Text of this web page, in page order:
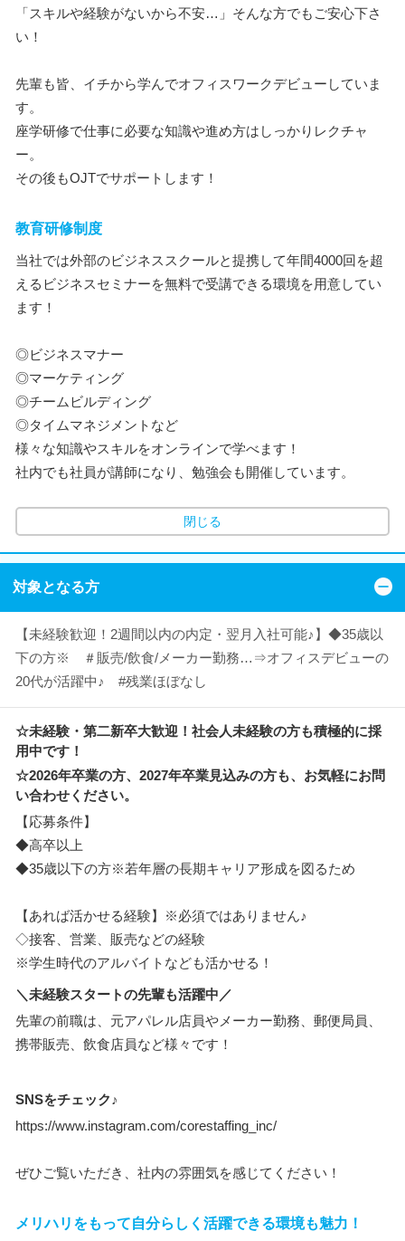
「スキルや経験がないから不安…」そんな方でもご安心下さ
い！
先輩も皆、イチから学んでオフィスワークデビューしていま
す。
座学研修で仕事に必要な知識や進め方はしっかりレクチャ
ー。
その後もOJTでサポートします！
教育研修制度
当社では外部のビジネススクールと提携して年間4000回を超
えるビジネスセミナーを無料で受講できる環境を用意してい
ます！
◎ビジネスマナー
◎マーケティング
◎チームビルディング
◎タイムマネジメントなど
様々な知識やスキルをオンラインで学べます！
社内でも社員が講師になり、勉強会も開催しています。
閉じる
対象となる方
【未経験歓迎！2週間以内の内定・翌月入社可能♪】◆35歳以
下の方※ ＃販売/飲食/メーカー勤務…⇒オフィスデビューの
20代が活躍中♪ #残業ほぼなし
☆未経験・第二新卒大歓迎！社会人未経験の方も積極的に採
用中です！
☆2026年卒業の方、2027年卒業見込みの方も、お気軽にお問
い合わせください。
【応募条件】
◆高卒以上
◆35歳以下の方※若年層の長期キャリア形成を図るため
【あれば活かせる経験】※必須ではありません♪
◇接客、営業、販売などの経験
※学生時代のアルバイトなども活かせる！
＼未経験スタートの先輩も活躍中／
先輩の前職は、元アパレル店員やメーカー勤務、郵便局員、
携帯販売、飲食店員など様々です！
SNSをチェック♪
https://www.instagram.com/corestaffing_inc/
ぜひご覧いただき、社内の雰囲気を感じてください！
メリハリをもって自分らしく活躍できる環境も魅力！